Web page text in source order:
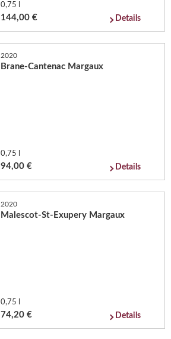
0,75 l
144,00 € Details
2020
Brane-Cantenac Margaux
0,75 l
94,00 € Details
2020
Malescot-St-Exupery Margaux
0,75 l
74,20 € Details